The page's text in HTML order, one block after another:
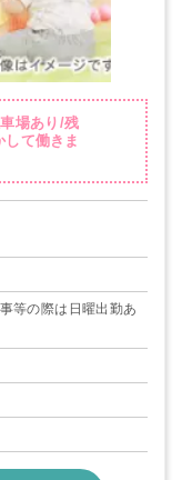
場あり/残
て働きま
等の際は日曜出勤あ